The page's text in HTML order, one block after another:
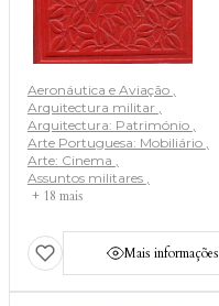
Aeronáutica e Aviação
Arquitectura militar
Arquitectura: Património
Arte Portuguesa: Mobiliário
Arte: Cinema
Assuntos militares
+ 18 mais
Mais informações